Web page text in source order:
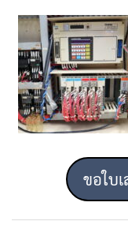
ขอใบ